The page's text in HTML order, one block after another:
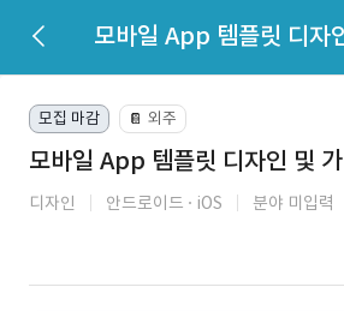
모바일 App 템플릿 디자
모집 마감 📔 외주
모바일 App 템플릿 디자인 및
디자인 안드로이드 iOS 분야 미입력